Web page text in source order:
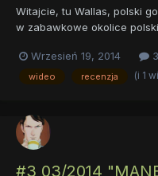
Witajcie, tu Wallas, polski
w zabawkowe okolice
dorobku to roboty i okolice
sobie na rzeczy takie jak
Wrzesień 19, 2014
wideo recenzja (i 1
#3 03/2014